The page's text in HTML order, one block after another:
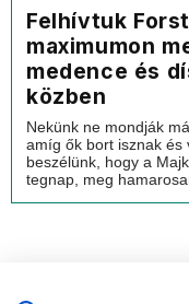
Felhívtuk
maximumon
medence és
közben
Nekünk ne mondják
amíg ők bort isznak
beszélünk, hogy a
tegnap, meg